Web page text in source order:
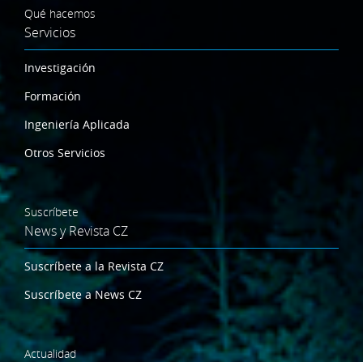
Qué hacemos
Servicios
Investigación
Formación
Ingeniería Aplicada
Otros Servicios
Suscríbete
News y Revista CZ
Suscríbete a la Revista CZ
Suscríbete a News CZ
Actualidad